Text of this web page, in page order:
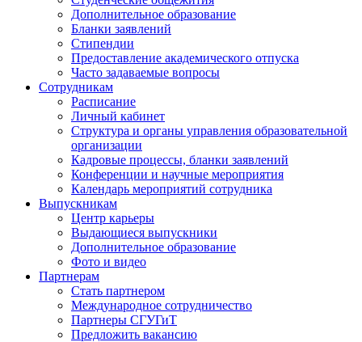
Дополнительное образование
Бланки заявлений
Стипендии
Предоставление академического отпуска
Часто задаваемые вопросы
Сотрудникам
Расписание
Личный кабинет
Структура и органы управления образовательной
организации
Кадровые процессы, бланки заявлений
Конференции и научные мероприятия
Календарь мероприятий сотрудника
Выпускникам
Центр карьеры
Выдающиеся выпускники
Дополнительное образование
Фото и видео
Партнерам
Стать партнером
Международное сотрудничество
Партнеры СГУГиТ
Предложить вакансию